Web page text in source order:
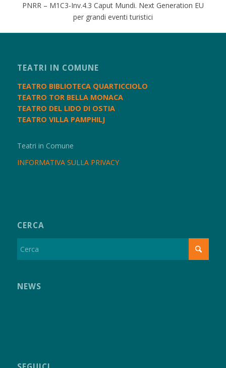
PNRR – M1C3-Inv.4.3 Caput Mundi. Next Generation EU
per grandi eventi turistici
TEATRI IN COMUNE
TEATRO BIBLIOTECA QUARTICCIOLO
TEATRO TOR BELLA MONACA
TEATRO DEL LIDO DI OSTIA
TEATRO VILLA PAMPHILJ
Teatri in Comune
INFORMATIVA SULLA PRIVACY
CERCA
NEWS